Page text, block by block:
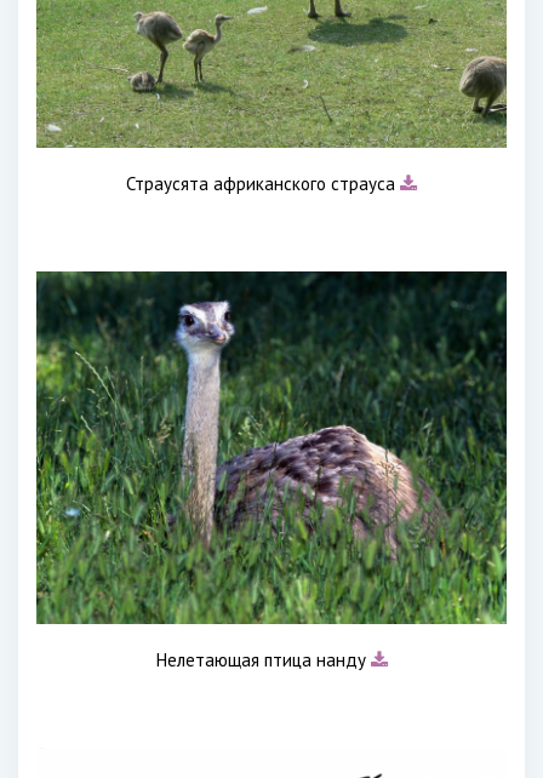
Страусята африканского страуса
Нелетающая птица нанду